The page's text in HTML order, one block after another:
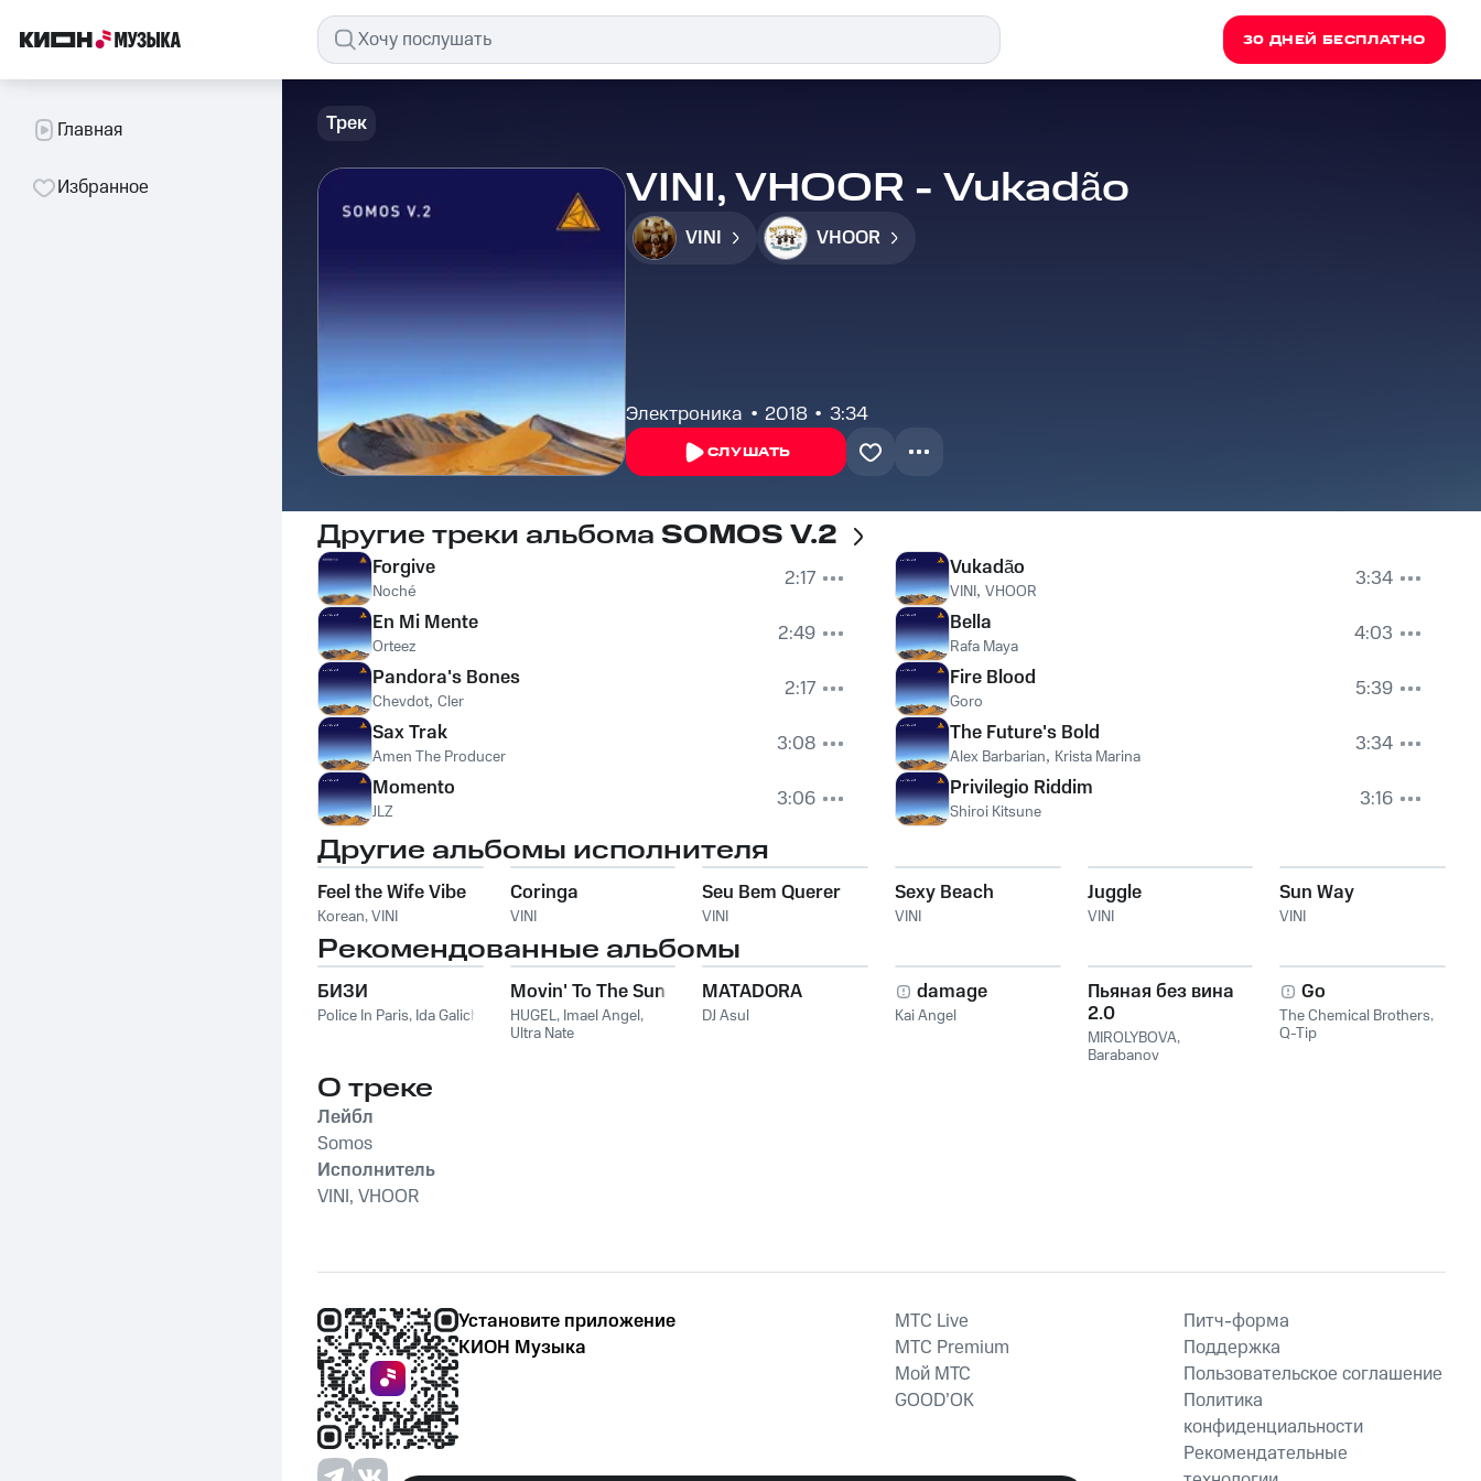
30 ДНЕЙ БЕСПЛАТНО
Главная
Избранное
Трек
VINI, VHOOR - Vukadão
VINI VHOOR
Электроника 2018 3:34
СЛУШАТЬ
Другие треки альбома SOMOS V.2
Forgive
Noché
2:17
En Mi Mente
Orteez
2:49
Pandora's Bones
Chevdot, Cler
2:17
Sax Trak
Amen The Producer
3:08
Momento
JLZ 3:06
Vukadão
VINI, VHOOR
3:34
Bella
Rafa Maya
4:03
Fire Blood
Goro
5:39
The Future's Bold
Alex Barbarian, Krista Marina
3:34
Privilegio Riddim
Shiroi Kitsune 3:16
Другие альбомы исполнителя
Feel the Wife Vibe
Korean,VINI
Coringa
VINI
Seu Bem Querer
VINI
Sexy Beach
VINI
Juggle
VINI
Sun Way
VINI
Рекомендованные альбомы
БИЗИ
Police In Paris, Ida Galich
Movin' To The Sun
HUGEL, Imael Angel,
Ultra Nate
MATADORA
DJ Asul
damage
Kai Angel
Пьяная без вина
2.0
MIROLYBOVA,
Barabanov
Go
The Chemical Brothers,
Q-Tip
О треке
Лейбл
Somos
Исполнитель
VINI, VHOOR
Установите приложение
КИОН Музыка
MTС Live
MTС Premium
Мой МТС
GOOD’OK
Питч-форма
Поддержка
Пользовательское соглашение
Политика
конфиденциальности
Рекомендательные